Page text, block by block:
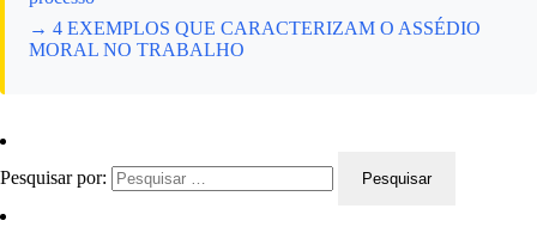
→ 4 EXEMPLOS QUE CARACTERIZAM O ASSÉDIO
MORAL NO TRABALHO
Pesquisar por: